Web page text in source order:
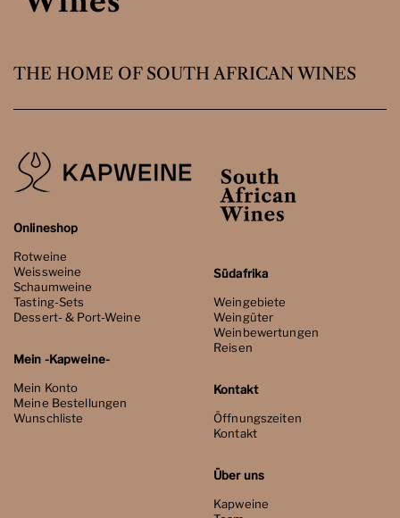
THE HOME OF SOUTH AFRICAN WINES
Onlineshop
Rotweine
Weissweine
Schaumweine
Tasting-Sets
Dessert- & Port-Weine
Mein -Kapweine-
Mein Konto
Meine Bestellungen
Wunschliste
Südafrika
Weingebiete
Weingüter
Weinbewertungen
Reisen
Kontakt
Öffnungszeiten
Kontakt
Über uns
Kapweine